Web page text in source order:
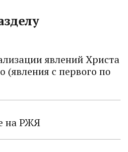
явлений Христа
(явления с первого по
на РЖЯ